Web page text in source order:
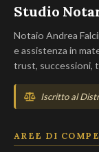
Studio
Notaio Andrea
e assistenza in
trust, successioni,
Iscritto al
AREE DI